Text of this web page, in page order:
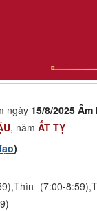
ngày 15/8/2025 Âm
, năm ẤT TỴ
)
(7:00-